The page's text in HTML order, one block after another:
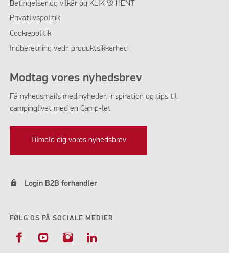
Betingelser og vilkår og KLIK & HENT
Privatlivspolitik
Cookiepolitik
Indberetning vedr. produktsikkerhed
Modtag vores nyhedsbrev
Få nyhedsmails med nyheder, inspiration og tips til
campinglivet med en Camp-let
Tilmeld dig vores nyhedsbrev
lock Login B2B forhandler
FØLG OS PÅ SOCIALE MEDIER